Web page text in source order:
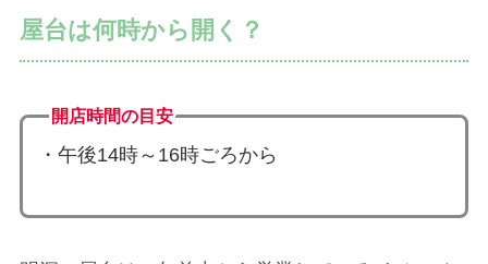
屋台は何時から開く？
開店時間の目安
・午後14時～16時ごろから